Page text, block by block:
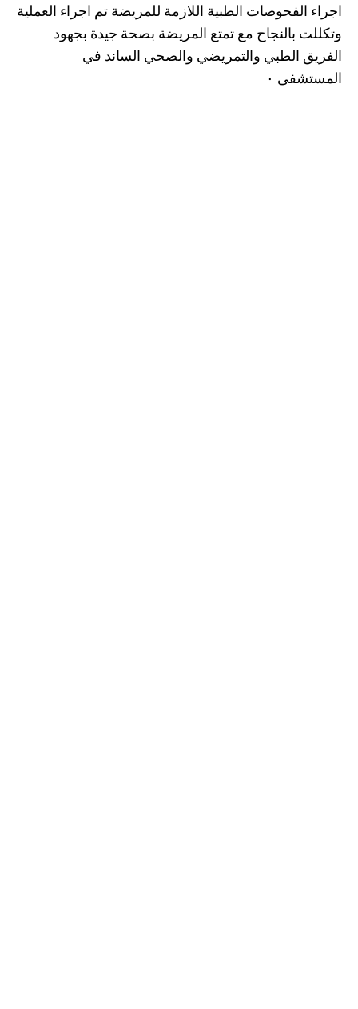
اجراء الفحوصات الطبية اللازمة للمريضة تم اجراء العملية
وتكللت بالنجاح مع تمتع المريضة بصحة جيدة بجهود
الفريق الطبي والتمريضي والصحي الساند في
المستشفى ٠